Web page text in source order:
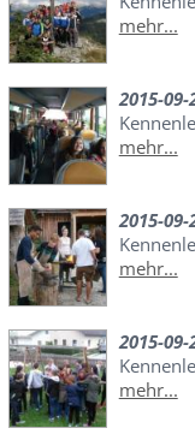
mehr...
2015-09-
mehr...
2015-09-
mehr...
2015-09-
mehr...